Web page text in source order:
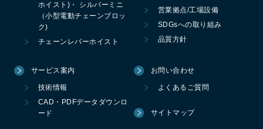
ホイスト)・ シルバーミニ
（小型電動チェーンブロッ
ク)
チェーンレバーホイスト
営業拠点/工場設備
SDGsへの取り組み
品質方針
サービス案内
技術情報
CAD・PDFデータダウンロ
ード
お問い合わせ
よくあるご質問
サイトマップ